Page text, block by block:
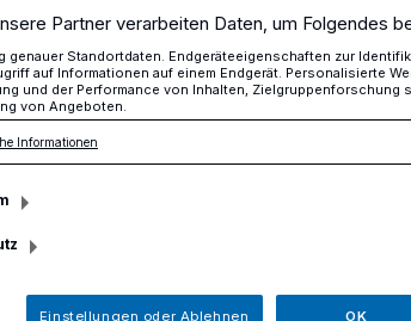
dürfen wieder
auch in Erkrath tut sich etwas.
Gäste empfangen, die Vereinswelt
Innenstadt kehrt langsam zur
„Normalität“ nicht ganz der
Lockerungen, die wir nun
gewisse Regeln im Rahmen der
haben uns mal umgehört.
Partner verarbeiten Daten, um Folgendes
genauer Standortdaten. Endgeräteeigenschaften zur
auf Informationen auf einem Endgerät. Personalisierte
und der Performance von Inhalten, Zielgruppenforschung
von Angeboten.
Informationen
Einstellungen oder Ablehnen OK